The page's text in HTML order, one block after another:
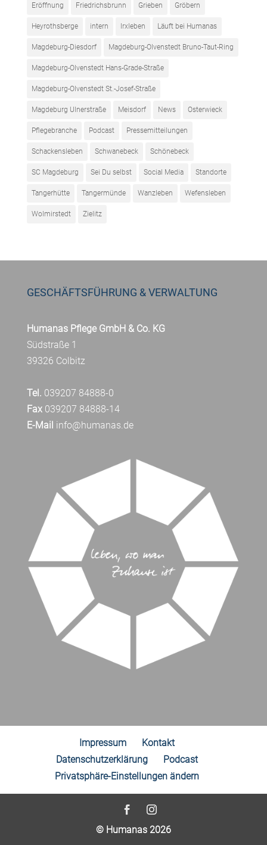
Eröffnung Friedrichsbrunn Grieben Gröbern
Heyrothsberge intern Irxleben Läuft bei Humanas
Magdeburg-Diesdorf Magdeburg-Olvenstedt Bruno-Taut-Ring
Magdeburg-Olvenstedt Hans-Grade-Straße
Magdeburg-Olvenstedt St.-Josef-Straße
Magdeburg Ulnerstraße Meisdorf News Osterwieck
Pflegebranche Podcast Pressemitteilungen
Schackensleben Schwanebeck Schönebeck
SC Magdeburg Sei Du selbst Social Media Standorte
Tangerhütte Tangermünde Wanzleben Wefensleben
Wolmirstedt Zielitz
GESCHÄFTSFÜHRUNG & VERWALTUNG
Humanas Pflege GmbH & Co. KG
Südstraße 1
39326 Colbitz
Tel. 039207 84888-0
Fax039207 84888-14
E-Mail info@humanas.de
Impressum
Kontakt
Datenschutzerklärung
Podcast
Privatsphäre-Einstellungen ändern
© Humanas 2026